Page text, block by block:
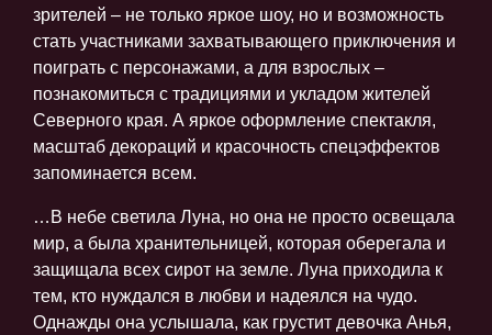
зрителей – не только яркое шоу, но и возможность
стать участниками захватывающего приключения и
поиграть с персонажами, а для взрослых –
познакомиться с традициями и укладом жителей
Северного края. А яркое оформление спектакля,
масштаб декораций и красочность спецэффектов
запоминается всем.
…В небе светила Луна, но она не просто освещала
мир, а была хранительницей, которая оберегала и
защищала всех сирот на земле. Луна приходила к
тем, кто нуждался в любви и надеялся на чудо.
Однажды она услышала, как грустит девочка Анья,